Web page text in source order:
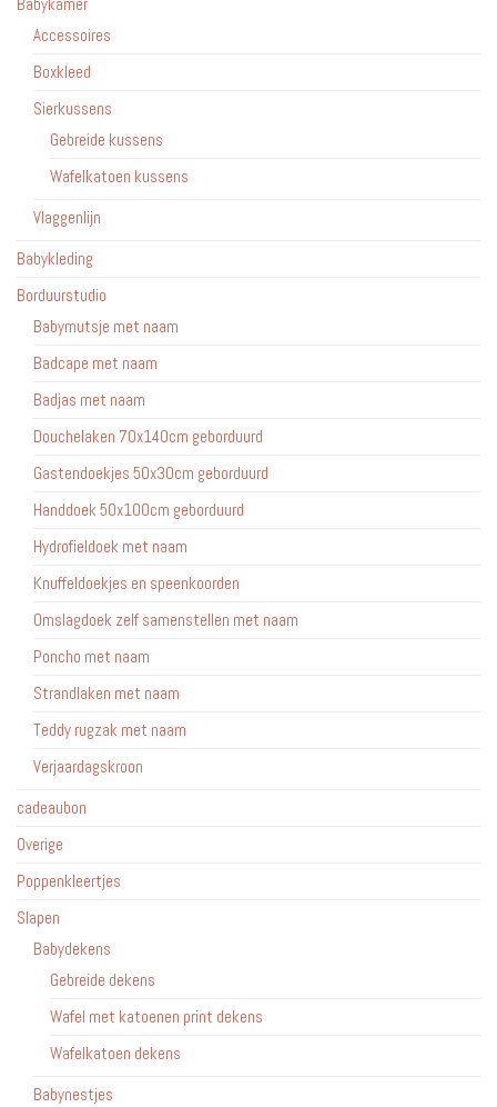
Babykamer
Accessoires
Boxkleed
Sierkussens
Gebreide kussens
Wafelkatoen kussens
Vlaggenlijn
Babykleding
Borduurstudio
Babymutsje met naam
Badcape met naam
Badjas met naam
Douchelaken 70x140cm geborduurd
Gastendoekjes 50x30cm geborduurd
Handdoek 50x100cm geborduurd
Hydrofieldoek met naam
Knuffeldoekjes en speenkoorden
Omslagdoek zelf samenstellen met naam
Poncho met naam
Strandlaken met naam
Teddy rugzak met naam
Verjaardagskroon
cadeaubon
Overige
Poppenkleertjes
Slapen
Babydekens
Gebreide dekens
Wafel met katoenen print dekens
Wafelkatoen dekens
Babynestjes